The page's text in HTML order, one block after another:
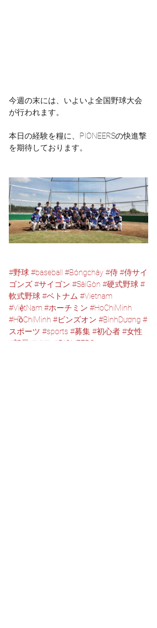
今週の末には、いよいよ全国野球大会
が行われます。
本日の経験を糧に、PIONEERSの快進撃
を期待しております。
#野球 #baseball #Bóngchày #侍 #侍サイ
ゴンズ #サイゴン #SàiGòn #硬式野球 #
軟式野球 #ベトナム #Vietnam
#ViệtNam #ホーチミン #HoChiMinh
#HồChíMinh #ビンズオン #BìnhDương #
スポーツ #sports #募集 #初心者 #女性
#部員 #LIXIL #PIONEERS